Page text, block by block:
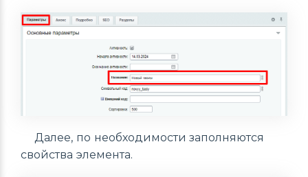
Далее, по необходимости заполняются
свойства элемента.